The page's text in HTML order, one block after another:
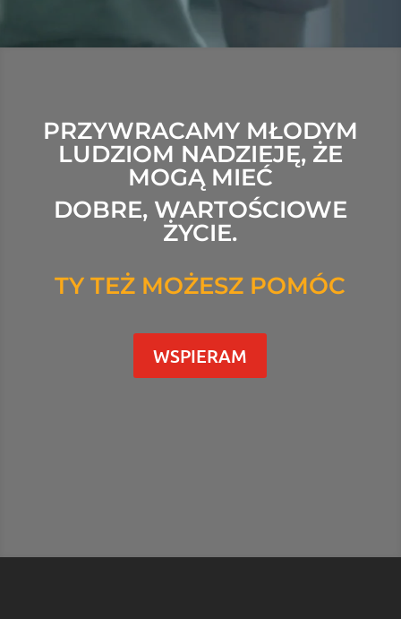
PRZYWRACAMY MŁODYM
LUDZIOM NADZIEJĘ, ŻE
MOGĄ MIEĆ
DOBRE, WARTOŚCIOWE
ŻYCIE.
TY TEŻ MOŻESZ POMÓC
WSPIERAM